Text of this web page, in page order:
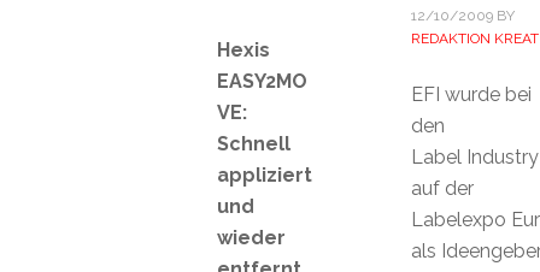
12/10/2009BY
REDAKTION
EFI wurde bei
den
Label
auf der
Labelexpo
als
Hexis
EASY2MO
VE:
Schnell
appliziert
und
wieder